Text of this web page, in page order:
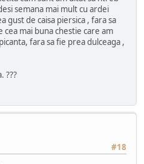
semana mai mult cu ardei
gust de caisa piersica , fara sa
mai buna chestie care am
fara sa fie prea dulceaga ,
???
#18